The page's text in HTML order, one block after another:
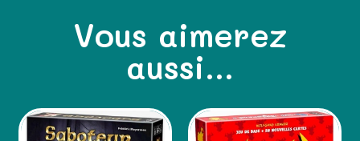
Vous aimerez
aussi...